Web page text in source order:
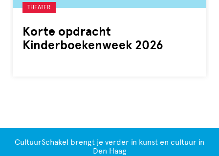
Korte opdracht
Kinderboekenweek 2026
Gelabeld
met:
THEATER
CultuurSchakel brengt je verder in kunst en cultuur in
Den Haag